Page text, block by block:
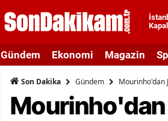
Gündem Ekonomi Magazin
Son Dakika Gündem Mourinho'dan